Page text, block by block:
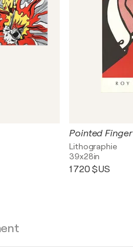
Pointed Finger
Lithographie
39x28in
1 720 $US